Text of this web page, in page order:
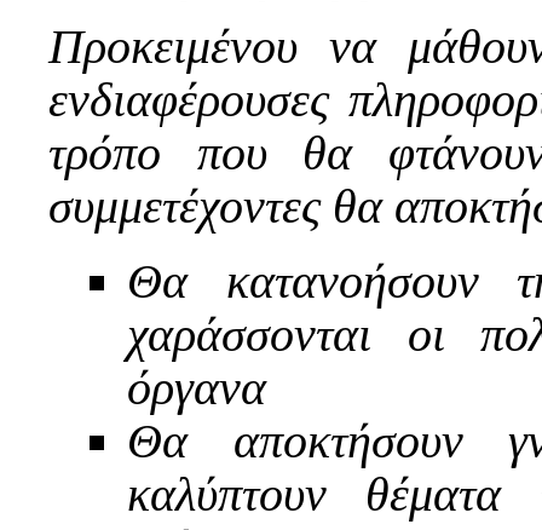
Προκειμένου να
ενδιαφέρουσες
τρόπο που θα
συμμετέχοντες θα
Θα κατανοήσουν
χαράσσονται οι
όργανα
Θα αποκτήσουν
καλύπτουν